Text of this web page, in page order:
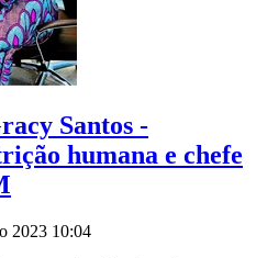
Santos -
humana e chefe
2023 10:04